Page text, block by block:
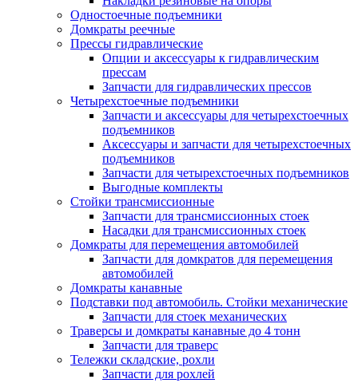
Одностоечные подъемники
Домкраты реечные
Прессы гидравлические
Опции и аксессуары к гидравлическим
прессам
Запчасти для гидравлических прессов
Четырехстоечные подъемники
Запчасти и аксессуары для четырехстоечных
подъемников
Аксессуары и запчасти для четырехстоечных
подъемников
Запчасти для четырехстоечных подъемников
Выгодные комплекты
Стойки трансмиссионные
Запчасти для трансмиссионных стоек
Насадки для трансмиссионных стоек
Домкраты для перемещения автомобилей
Запчасти для домкратов для перемещения
автомобилей
Домкраты канавные
Подставки под автомобиль. Стойки механические
Запчасти для стоек механических
Траверсы и домкраты канавные до 4 тонн
Запчасти для траверс
Тележки складские, рохли
Запчасти для рохлей